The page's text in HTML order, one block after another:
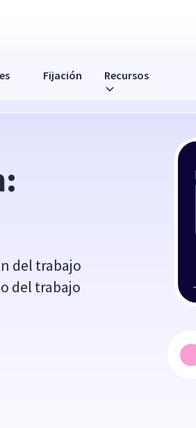
Fijación Recursos
del trabajo
del trabajo